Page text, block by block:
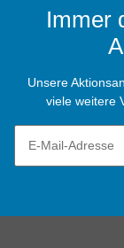
Immer
Unsere
viele weitere